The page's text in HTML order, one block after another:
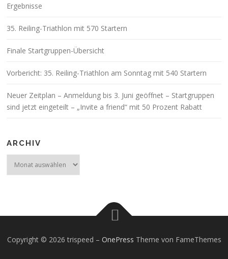
Ergebnisse
35. Reiling-Triathlon mit 570 Startern
Finale Startgruppen-Übersicht
Vorbericht: 35. Reiling-Triathlon am Sonntag mit 540 Startern
Neuer Zeitplan – Anmeldung bis 3. Juni geöffnet – Startgruppen
sind jetzt eingeteilt – „Invite a friend“ mit 50 Prozent Rabatt
ARCHIV
Copyright © 2026 trispeed – OnePress Theme von FameThemes